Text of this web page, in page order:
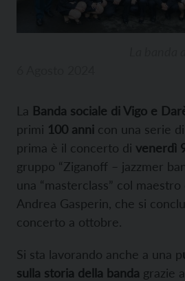
La Banda sociale di Vigo e
primi 100 anni con una serie
prima è il concerto di venerdì
gruppo “Ziganoff – jazzmer
una “masterclass” col maestro
Andrea Gasperin, che si
concerto a ottobre.
Si sta lavorando anche a una p
sulla storia della banda grazie